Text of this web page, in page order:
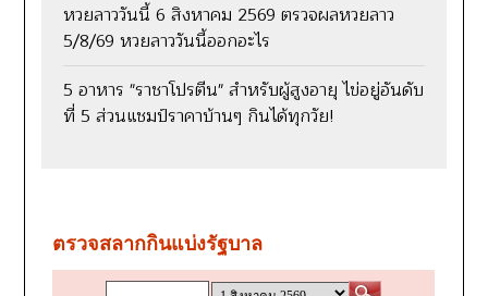
หวยลาววันนี้ 6 สิงหาคม 2569 ตรวจผลหวยลาว
5/8/69 หวยลาววันนี้ออกอะไร
5 อาหาร "ราชาโปรตีน" สำหรับผู้สูงอายุ ไข่อยู่อันดับ
ที่ 5 ส่วนแชมป์ราคาบ้านๆ กินได้ทุกวัย!